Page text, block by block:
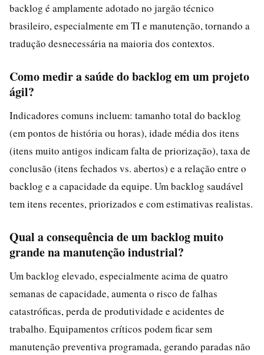
backlog é amplamente adotado no jargão técnico
brasileiro, especialmente em TI e manutenção, tornando a
tradução desnecessária na maioria dos contextos.
Como medir a saúde do backlog em um projeto
ágil?
Indicadores comuns incluem: tamanho total do backlog
(em pontos de história ou horas), idade média dos itens
(itens muito antigos indicam falta de priorização), taxa de
conclusão (itens fechados vs. abertos) e a relação entre o
backlog e a capacidade da equipe. Um backlog saudável
tem itens recentes, priorizados e com estimativas realistas.
Qual a consequência de um backlog muito
grande na manutenção industrial?
Um backlog elevado, especialmente acima de quatro
semanas de capacidade, aumenta o risco de falhas
catastróficas, perda de produtividade e acidentes de
trabalho. Equipamentos críticos podem ficar sem
manutenção preventiva programada, gerando paradas não